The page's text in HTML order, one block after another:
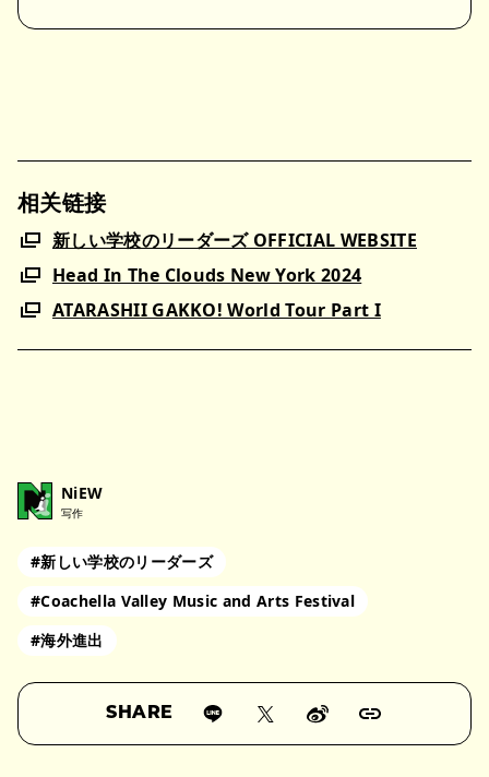
相关链接
新しい学校のリーダーズ OFFICIAL WEBSITE
Head In The Clouds New York 2024
ATARASHII GAKKO! World Tour Part I
NiEW
写作
#新しい学校のリーダーズ
#Coachella Valley Music and Arts Festival
#海外進出
SHARE